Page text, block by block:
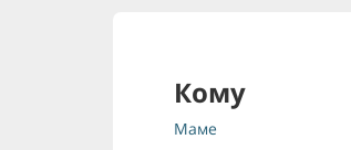
Кому
Маме